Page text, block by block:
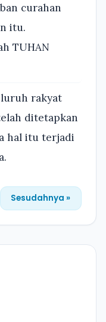
curahan
itu.
TUHAN
rakyat
ditetapkan
hal itu terjadi
Sesudahnya »